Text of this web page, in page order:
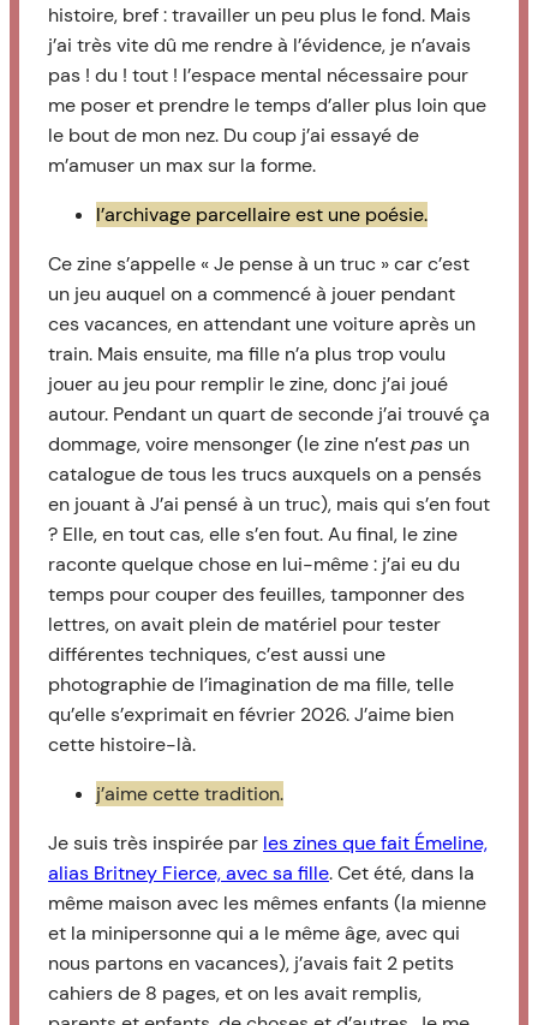
histoire, bref : travailler un peu plus le fond. Mais
j’ai très vite dû me rendre à l’évidence, je n’avais
pas ! du ! tout ! l’espace mental nécessaire pour
me poser et prendre le temps d’aller plus loin que
le bout de mon nez. Du coup j’ai essayé de
m’amuser un max sur la forme.
l’archivage parcellaire est une poésie.
Ce zine s’appelle « Je pense à un truc » car c’est
un jeu auquel on a commencé à jouer pendant
ces vacances, en attendant une voiture après un
train. Mais ensuite, ma fille n’a plus trop voulu
jouer au jeu pour remplir le zine, donc j’ai joué
autour. Pendant un quart de seconde j’ai trouvé ça
dommage, voire mensonger (le zine n’estpas un
catalogue de tous les trucs auxquels on a pensés
en jouant à J’ai pensé à un truc), mais qui s’en fout
? Elle, en tout cas, elle s’en fout. Au final, le zine
raconte quelque chose en lui-même : j’ai eu du
temps pour couper des feuilles, tamponner des
lettres, on avait plein de matériel pour tester
différentes techniques, c’est aussi une
photographie de l’imagination de ma fille, telle
qu’elle s’exprimait en février 2026. J’aime bien
cette histoire-là.
j’aime cette tradition.
Je suis très inspirée par les zines que fait Émeline,
alias Britney Fierce, avec sa fille. Cet été, dans la
même maison avec les mêmes enfants (la mienne
et la minipersonne qui a le même âge, avec qui
nous partons en vacances), j’avais fait 2 petits
cahiers de 8 pages, et on les avait remplis,